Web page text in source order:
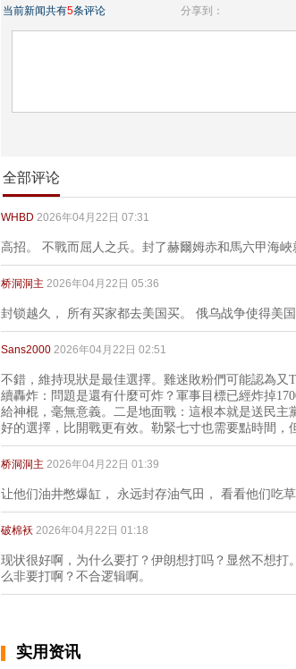
当前新闻共有5条评论 分享到：
全部评论
WHBD 2026年04月22日 07:31
高招。 不戰而屈人之兵。封了赫爾姆赤和馬六甲海峽
桥洞洞主 2026年04月22日 05:36
封锁越久， 所有买家都去美国买。 俄乌战争使得美
Sans2000 2026年04月22日 02:51
不錯，維持現狀是最佳選擇。雞迷敗粉們可能認為又
續轟炸：問題是還有什麼可炸？軍事目標已經炸掉
給神棍，毫無意義。二是地面戰：這根本就是送民
好的選擇，比開戰更有效。勒緊七寸也需要點時間，
桥洞洞主 2026年04月22日 01:39
让他们油井憋爆缸， 永远封存油气田， 看看他们吃草
破棉袄 2026年04月22日 01:18
现状很好啊，为什么要打？伊朗想打吗？显然不想
么非要打啊？不合逻辑啊。
实用资讯